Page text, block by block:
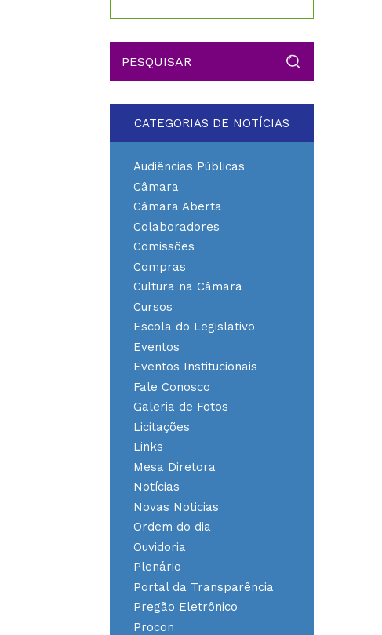
CATEGORIAS DE NOTÍCIAS
Audiências Públicas
Câmara
Câmara Aberta
Colaboradores
Comissões
Compras
Cultura na Câmara
Cursos
Escola do Legislativo
Eventos
Eventos Institucionais
Fale Conosco
Galeria de Fotos
Licitações
Links
Mesa Diretora
Notícias
Novas Noticias
Ordem do dia
Ouvidoria
Plenário
Portal da Transparência
Pregão Eletrônico
Procon